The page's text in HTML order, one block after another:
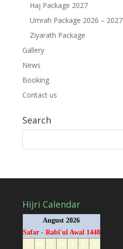
Haj Package 2027
Umrah Package 2026 – 2027
Ziyarath Package
Gallery
News
Booking
Contact us
Search
Hijri Calendar
August 2026
Safar - Rabi'ul Awal 1448
S
M T W T F
S